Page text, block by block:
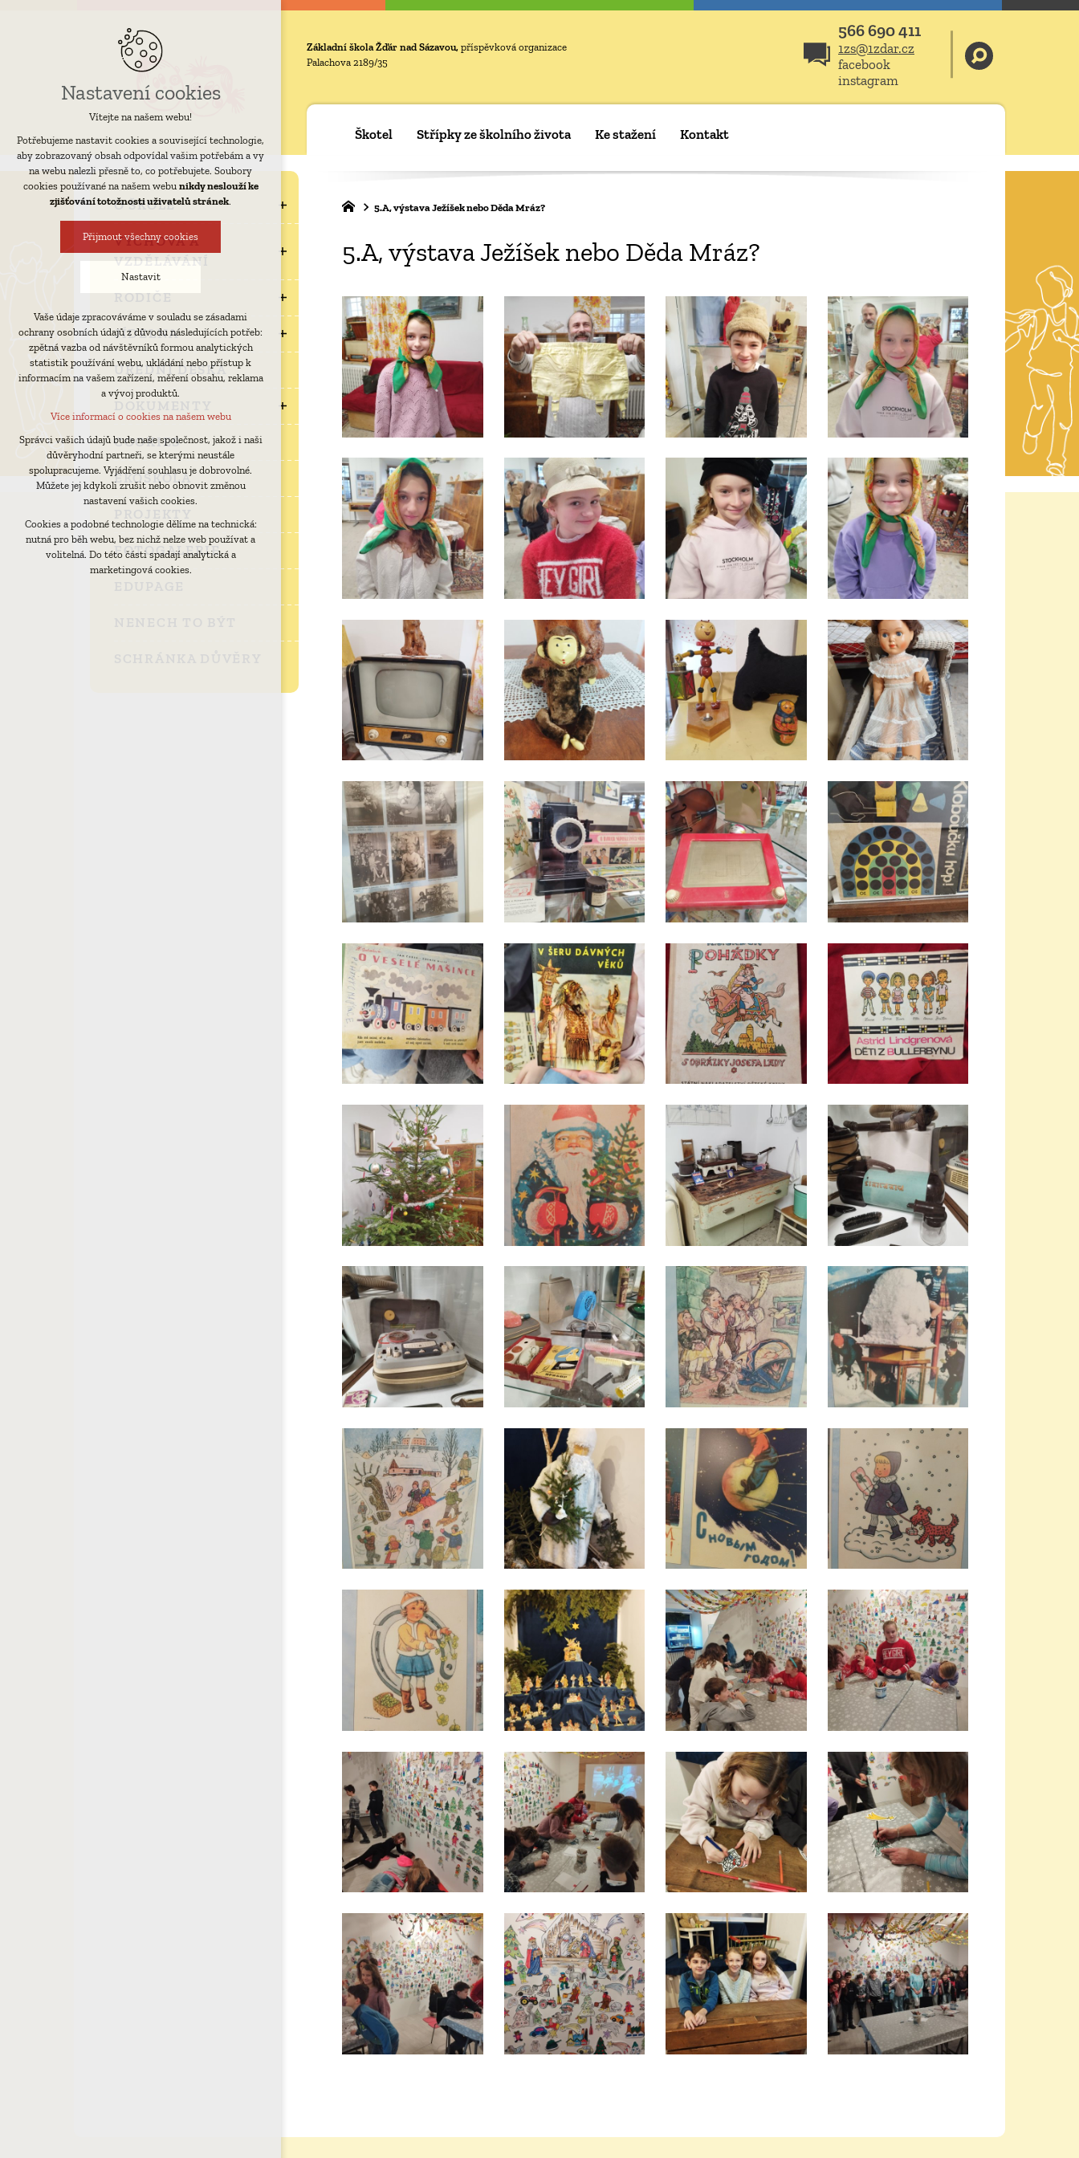
Základní škola Žďár nad Sázavou, příspěvková organizace
Palachova 2189/35
566 690 411
1zs@1zdar.cz
facebook
instagram
Škotel Střípky ze školního života Ke stažení Kontakt
O ŠKOLE
VÝCHOVA A
VZDĚLÁVÁNÍ
RODIČE
JÍDELNA
ÚŘEDNÍ DESKA
COOKIES
EKOŠKOLA
FOTOGALERIE
5.A, výstava Ježíšek nebo Děda Mráz?
5.A, výstava Ježíšek nebo Děda Mráz?
Nastavení cookies
Vítejte na našem webu!
Potřebujeme nastavit cookies a související technologie,
aby zobrazovaný obsah odpovídal vašim potřebám a vy
na webu nalezli přesně to, co potřebujete. Soubory
cookies používané na našem webu nikdy neslouží ke
zjišťování totožnosti uživatelů stránek.
Přijmout všechny cookies
Nastavit
Technická cookies
nutná pro provozování webu
udržení kontextu stránek (session): případná
přihlášení, volby jazyka, apod.
analytická pro anonymizované vyhodnocení
návštěvnosti
marketingová cookies (Google)
Více informací o cookies na našem webu
Přijmout všechny cookies
Odmítnout vše
Vaše údaje zpracováváme v souladu se zásadami
ochrany osobních údajů z důvodu následujících potřeb:
zpětná vazba od návštěvníků formou analytických
statistik používání webu, ukládání nebo přístup k
informacím na vašem zařízení, měření obsahu, reklama
a vývoj produktů.
Více informací o cookies na našem webu
Správci vašich údajů bude naše společnost, jakož i naši
důvěryhodní partneři, se kterými neustále
spolupracujeme. Vyjádření souhlasu je dobrovolné.
Můžete jej kdykoli zrušit nebo obnovit změnou
nastavení vašich cookies.
Cookies a podobné technologie dělíme na technická:
nutná pro běh webu, bez nichž nelze web používat a
volitelná. Do této části spadají analytická a
marketingová cookies.